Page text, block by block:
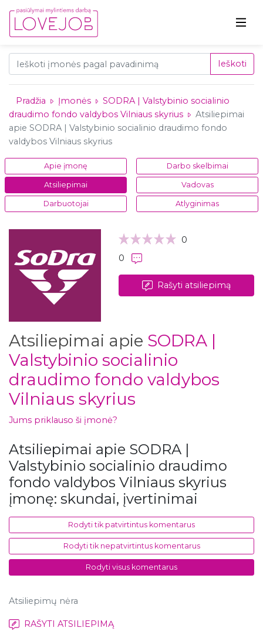
Ieškoti
Pradžia Įmonės
SODRA | Valstybinio socialinio
draudimo fondo valdybos Vilniaus skyrius
Atsiliepimai
apie SODRA | Valstybinio socialinio draudimo fondo
valdybos Vilniaus skyrius
Apie įmonę Darbo skelbimai
Atsiliepimai Vadovas
Darbuotojai Atlyginimas
0
0
Rašyti atsiliepimą
Atsiliepimai apie SODRA |
Valstybinio socialinio
draudimo fondo valdybos
Vilniaus skyrius
Jums priklauso ši įmonė?
Atsiliepimai apie SODRA |
Valstybinio socialinio draudimo
fondo valdybos Vilniaus skyrius
įmonę: skundai, įvertinimai
Rodyti tik patvirtintus komentarus
Rodyti tik nepatvirtintus komentarus
Rodyti visus komentarus
Atsiliepimų nėra
RAŠYTI ATSILIEPIMĄ